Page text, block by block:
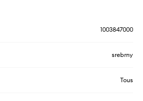
1003847000
srebrny
Tous